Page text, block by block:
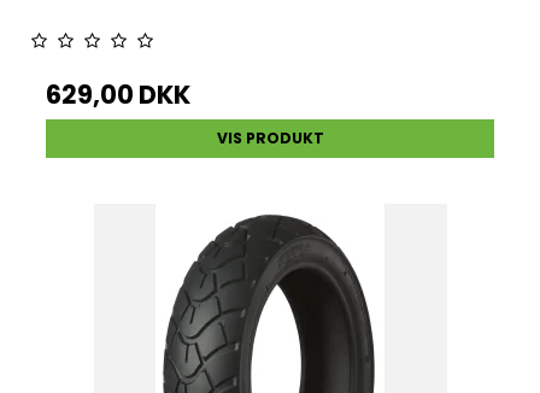
629,00 DKK
VIS PRODUKT